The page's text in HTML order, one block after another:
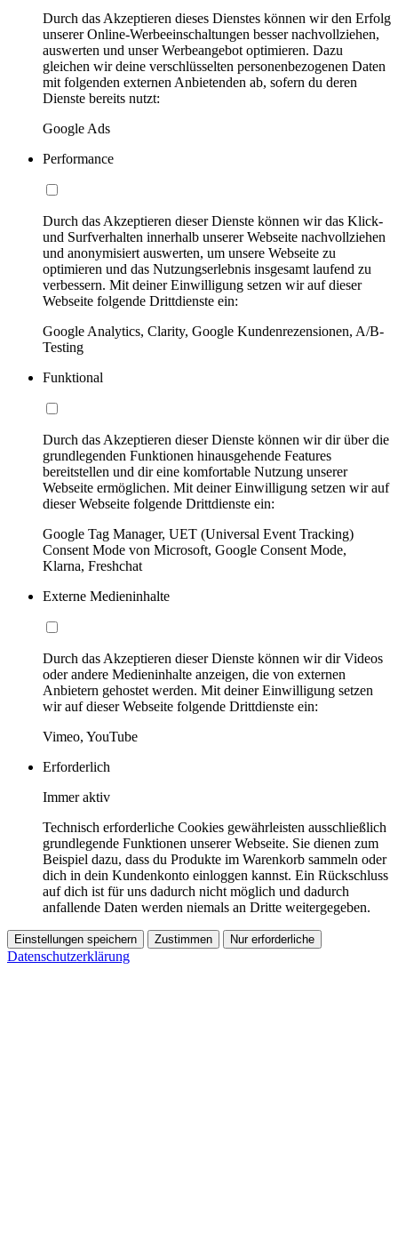
Durch das Akzeptieren dieses Dienstes können wir den Erfolg
unserer Online-Werbeeinschaltungen besser nachvollziehen,
auswerten und unser Werbeangebot optimieren. Dazu
gleichen wir deine verschlüsselten personenbezogenen Daten
mit folgenden externen Anbietenden ab, sofern du deren
Dienste bereits nutzt:
Google Ads
Performance
Durch das Akzeptieren dieser Dienste können wir das Klick-
und Surfverhalten innerhalb unserer Webseite nachvollziehen
und anonymisiert auswerten, um unsere Webseite zu
optimieren und das Nutzungserlebnis insgesamt laufend zu
verbessern. Mit deiner Einwilligung setzen wir auf dieser
Webseite folgende Drittdienste ein:
Google Analytics, Clarity, Google Kundenrezensionen, A/B-
Testing
Funktional
Durch das Akzeptieren dieser Dienste können wir dir über die
grundlegenden Funktionen hinausgehende Features
bereitstellen und dir eine komfortable Nutzung unserer
Webseite ermöglichen. Mit deiner Einwilligung setzen wir auf
dieser Webseite folgende Drittdienste ein:
Google Tag Manager, UET (Universal Event Tracking)
Consent Mode von Microsoft, Google Consent Mode,
Klarna, Freshchat
Externe Medieninhalte
Durch das Akzeptieren dieser Dienste können wir dir Videos
oder andere Medieninhalte anzeigen, die von externen
Anbietern gehostet werden. Mit deiner Einwilligung setzen
wir auf dieser Webseite folgende Drittdienste ein:
Vimeo, YouTube
Erforderlich
Immer aktiv
Technisch erforderliche Cookies gewährleisten ausschließlich
grundlegende Funktionen unserer Webseite. Sie dienen zum
Beispiel dazu, dass du Produkte im Warenkorb sammeln oder
dich in dein Kundenkonto einloggen kannst. Ein Rückschluss
auf dich ist für uns dadurch nicht möglich und dadurch
anfallende Daten werden niemals an Dritte weitergegeben.
Einstellungen speichern Zustimmen Nur erforderliche
Datenschutzerklärung